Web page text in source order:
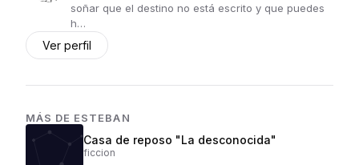
soñar que el destino no está escrito y que puedes
h…
Ver perfil
MÁS DE ESTEBAN
Casa de reposo "La desconocida"
ficcion